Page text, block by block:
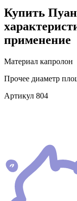
Купить
применение
Материал капролон
Прочее диаметр
Артикул 804